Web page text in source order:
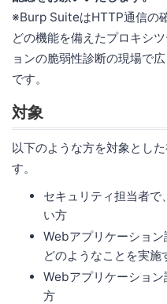
※Burp SuiteはHTTP通信の
どの機能を備えたプロキシ
ョンの脆弱性診断の現場で
です。
対象
以下のような方を対象とし
す。
セキュリティ担当者で
い方
Webアプリケーション
どのようなことを実
Webアプリケーショ
方